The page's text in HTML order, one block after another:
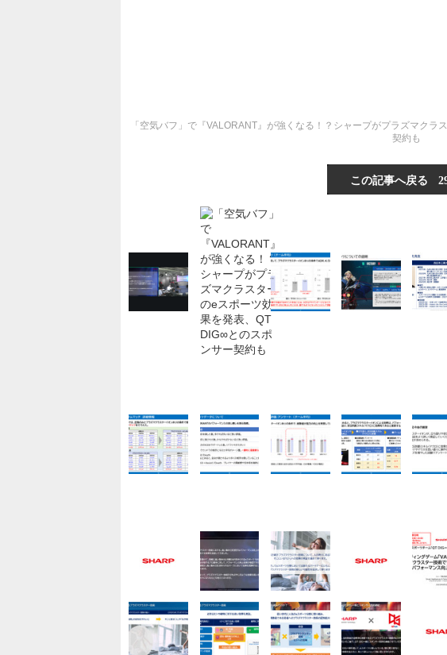
「空気バフ」で『VALORANT』が強くなる！？シャープがプラズマク
契約も
この記事へ戻る